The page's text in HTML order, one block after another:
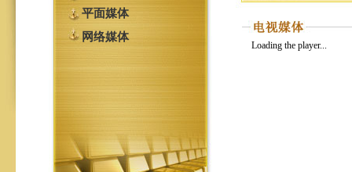
平面媒体
网络媒体